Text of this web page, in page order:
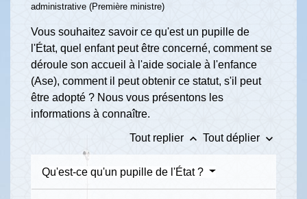
administrative (Première ministre)
Vous souhaitez savoir ce qu'est un pupille de
l'État, quel enfant peut être concerné, comment se
déroule son accueil à l'aide sociale à l'enfance
(Ase), comment il peut obtenir ce statut, s'il peut
être adopté ? Nous vous présentons les
informations à connaître.
Tout replier keyboard_arrow_up Tout déplier keyboard_arrow_down
Qu'est-ce qu'un pupille de l'État ?